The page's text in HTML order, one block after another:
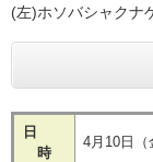
(左)ホソバシャクナ
日
時
4月10日